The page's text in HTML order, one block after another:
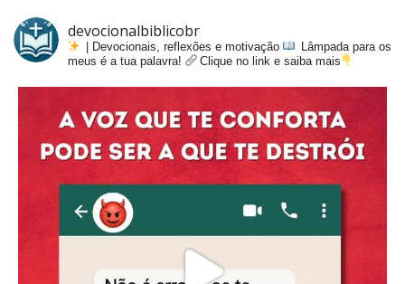
devocionalbiblicobr
| Devocionais, reflexões e motivação
Lâmpada para os
meus é a tua palavra!
Clique no link e saiba mais